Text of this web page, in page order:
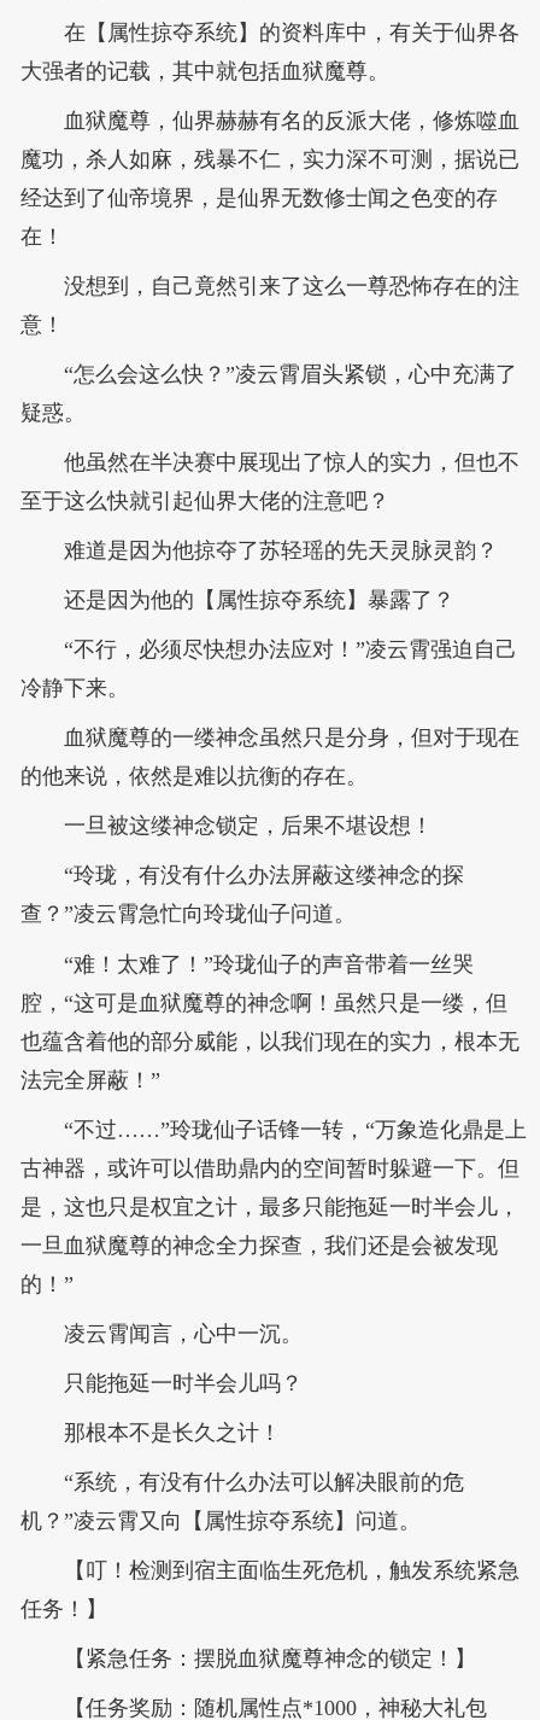
在【属性掠夺系统】的资料库中，有关于仙界各
大强者的记载，其中就包括血狱魔尊。
血狱魔尊，仙界赫赫有名的反派大佬，修炼噬血
魔功，杀人如麻，残暴不仁，实力深不可测，据说已
经达到了仙帝境界，是仙界无数修士闻之色变的存
在！
没想到，自己竟然引来了这么一尊恐怖存在的注
意！
“怎么会这么快？”凌云霄眉头紧锁，心中充满了
疑惑。
他虽然在半决赛中展现出了惊人的实力，但也不
至于这么快就引起仙界大佬的注意吧？
难道是因为他掠夺了苏轻瑶的先天灵脉灵韵？
还是因为他的【属性掠夺系统】暴露了？
“不行，必须尽快想办法应对！”凌云霄强迫自己
冷静下来。
血狱魔尊的一缕神念虽然只是分身，但对于现在
的他来说，依然是难以抗衡的存在。
一旦被这缕神念锁定，后果不堪设想！
“玲珑，有没有什么办法屏蔽这缕神念的探
查？”凌云霄急忙向玲珑仙子问道。
“难！太难了！”玲珑仙子的声音带着一丝哭
腔，“这可是血狱魔尊的神念啊！虽然只是一缕，但
也蕴含着他的部分威能，以我们现在的实力，根本无
法完全屏蔽！”
“不过……”玲珑仙子话锋一转，“万象造化鼎是上
古神器，或许可以借助鼎内的空间暂时躲避一下。但
是，这也只是权宜之计，最多只能拖延一时半会儿，
一旦血狱魔尊的神念全力探查，我们还是会被发现
的！”
凌云霄闻言，心中一沉。
只能拖延一时半会儿吗？
那根本不是长久之计！
“系统，有没有什么办法可以解决眼前的危
机？”凌云霄又向【属性掠夺系统】问道。
【叮！检测到宿主面临生死危机，触发系统紧急
任务！】
【紧急任务：摆脱血狱魔尊神念的锁定！】
【任务奖励：随机属性点*1000，神秘大礼包